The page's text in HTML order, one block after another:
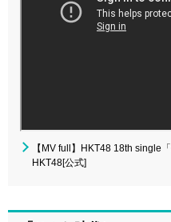
【MV full】HKT48 18th single
HKT48[公式]